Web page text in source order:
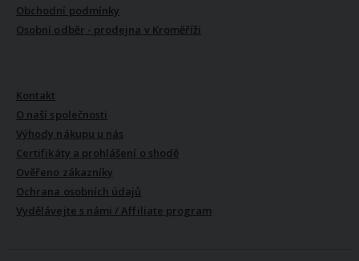
Obchodní podmínky
Osobní odběr - prodejna v Kroměříži
Kontakt
O naší společnosti
Výhody nákupu u nás
Certifikáty a prohlášení o shodě
Ověřeno zákazníky
Ochrana osobních údajů
Vydělávejte s námi / Affiliate program